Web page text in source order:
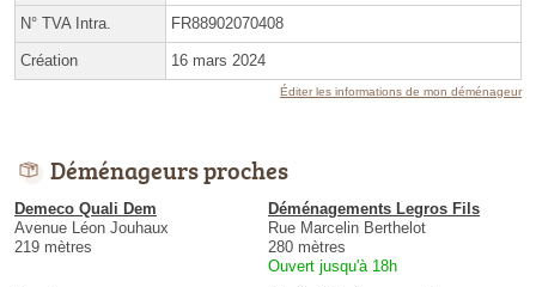
N° TVA Intra. FR88902070408
Création 16 mars 2024
Éditer les informations de mon déménageur
Déménageurs proches
Demeco Quali Dem
Avenue Léon Jouhaux
219 mètres
Déménagements Legros Fils
Rue Marcelin Berthelot
280 mètres
Ouvert jusqu'à 18h